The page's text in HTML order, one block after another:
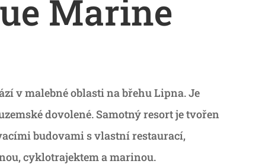
Marine
v malebné oblasti na břehu Lipna. Je
dovolené. Samotný resort je tvořen
budovami s vlastní restaurací,
cyklotrajektem a marinou.